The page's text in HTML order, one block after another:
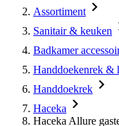
Assortiment
Sanitair & keuken
Badkamer
Handdoekenrek &
Handdoekrek
Haceka
Haceka Allure